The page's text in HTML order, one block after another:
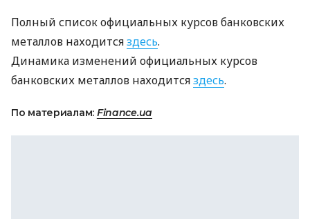
Полный список официальных курсов банковских
металлов находитсяздесь.
Динамика изменений официальных курсов
банковских металлов находитсяздесь.
По материалам: Finance.ua